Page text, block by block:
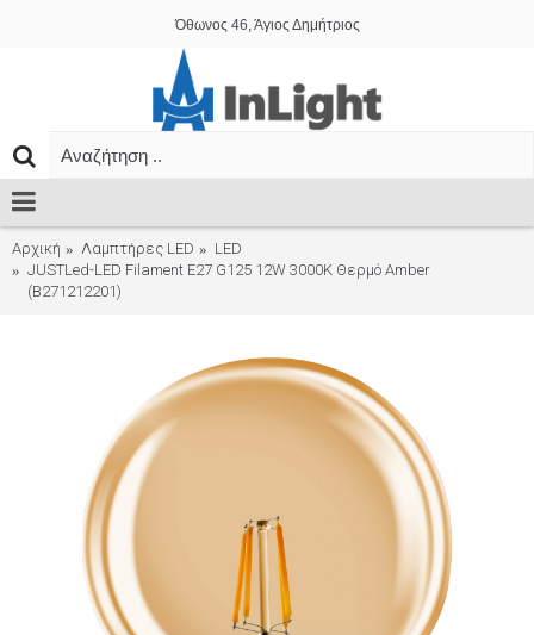
Όθωνος 46, Άγιος Δημήτριος
Αρχική Λαμπτήρες LED
LED
JUSTLed-LED Filament Ε27 G125 12W 3000K Θερμό Amber
(B271212201)